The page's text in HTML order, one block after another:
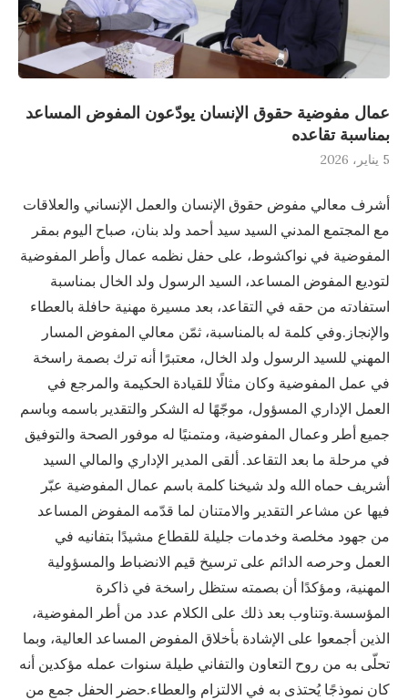
عمال مفوضية حقوق الإنسان يودّعون المفوض المساعد
بمناسبة تقاعده
5 يناير، 2026
أشرف معالي مفوض حقوق الإنسان والعمل الإنساني والعلاقات
مع المجتمع المدني السيد سيد أحمد ولد بنان، صباح اليوم بمقر
المفوضية في نواكشوط، على حفل نظمه عمال وأطر المفوضية
لتوديع المفوض المساعد، السيد الرسول ولد الخال بمناسبة
استفادته من حقه في التقاعد، بعد مسيرة مهنية حافلة بالعطاء
والإنجاز.وفي كلمة له بالمناسبة، ثمّن معالي المفوض المسار
المهني للسيد الرسول ولد الخال، معتبرًا أنه ترك بصمة راسخة
في عمل المفوضية وكان مثالًا للقيادة الحكيمة والمرجع في
العمل الإداري المسؤول، موجّهًا له الشكر والتقدير باسمه وباسم
جميع أطر وعمال المفوضية، ومتمنيًا له موفور الصحة والتوفيق
في مرحلة ما بعد التقاعد. ألقى المدير الإداري والمالي السيد
أشريف حماه الله ولد شيخنا كلمة باسم عمال المفوضية عبّر
فيها عن مشاعر التقدير والامتنان لما قدّمه المفوض المساعد
من جهود مخلصة وخدمات جليلة للقطاع مشيدًا بتفانيه في
العمل وحرصه الدائم على ترسيخ قيم الانضباط والمسؤولية
المهنية، ومؤكدًا أن بصمته ستظل راسخة في ذاكرة
المؤسسة.وتناوب بعد ذلك على الكلام عدد من أطر المفوضية،
الذين أجمعوا على الإشادة بأخلاق المفوض المساعد العالية، وبما
تحلّى به من روح التعاون والتفاني طيلة سنوات عمله مؤكدين أنه
كان نموذجًا يُحتذى به في الالتزام والعطاء.حضر الحفل جمع من